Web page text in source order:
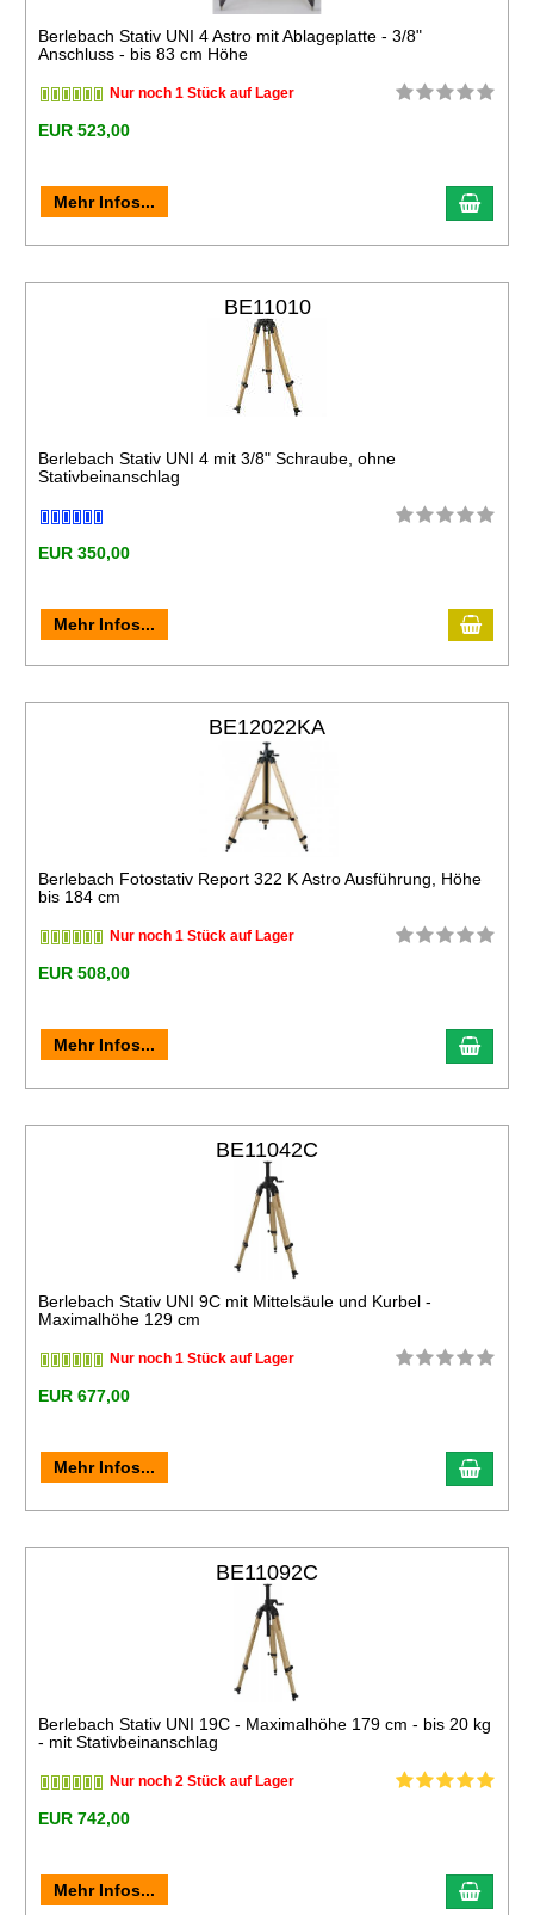
Berlebach Stativ UNI 4 Astro mit Ablageplatte - 3/8"
Anschluss - bis 83 cm Höhe
Nur noch 1 Stück auf Lager
EUR 523,00
Mehr Infos...
BE11010
Berlebach Stativ UNI 4 mit 3/8" Schraube, ohne
Stativbeinanschlag
EUR 350,00
Mehr Infos...
BE12022KA
Berlebach Fotostativ Report 322 K Astro Ausführung, Höhe
bis 184 cm
Nur noch 1 Stück auf Lager
EUR 508,00
Mehr Infos...
BE11042C
Berlebach Stativ UNI 9C mit Mittelsäule und Kurbel -
Maximalhöhe 129 cm
Nur noch 1 Stück auf Lager
EUR 677,00
Mehr Infos...
BE11092C
Berlebach Stativ UNI 19C - Maximalhöhe 179 cm - bis 20 kg
- mit Stativbeinanschlag
Nur noch 2 Stück auf Lager
EUR 742,00
Mehr Infos...